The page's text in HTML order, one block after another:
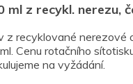
ml z recykl. nerezu,
z recyklované nerezové
Cenu rotačního
na vyžádání.